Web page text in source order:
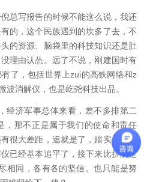
总写报告的时候不能这么说，我还
的，这个民族遇到的坎多了去，不
的资源、脑袋里的科技知识还是肚
理由认怂。远了不说，刚建国时有
了，包括世界上zui的高铁网络和z
波消解仪，也是屹尧科技出品。
经济军事总体来看，差不多排第二
，那不正是属于我们的使命和责任
很大差距，追就是了，踏实去做，
已经基本追平了，接下来比拼的是
相同，各有各的坚信。也只能是努